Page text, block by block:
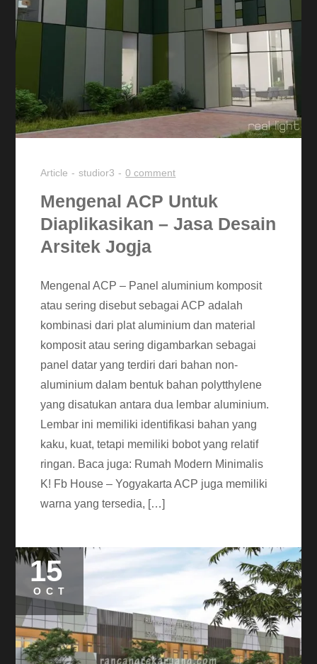
Article studior3 0 comment
Mengenal ACP Untuk
Diaplikasikan – Jasa Desain
Arsitek Jogja
Mengenal ACP – Panel aluminium komposit
atau sering disebut sebagai ACP adalah
kombinasi dari plat aluminium dan material
komposit atau sering digambarkan sebagai
panel datar yang terdiri dari bahan non-
aluminium dalam bentuk bahan polytthylene
yang disatukan antara dua lembar aluminium.
Lembar ini memiliki identifikasi bahan yang
kaku, kuat, tetapi memiliki bobot yang relatif
ringan. Baca juga: Rumah Modern Minimalis
K! Fb House – Yogyakarta ACP juga memiliki
warna yang tersedia, […]
15
OCT